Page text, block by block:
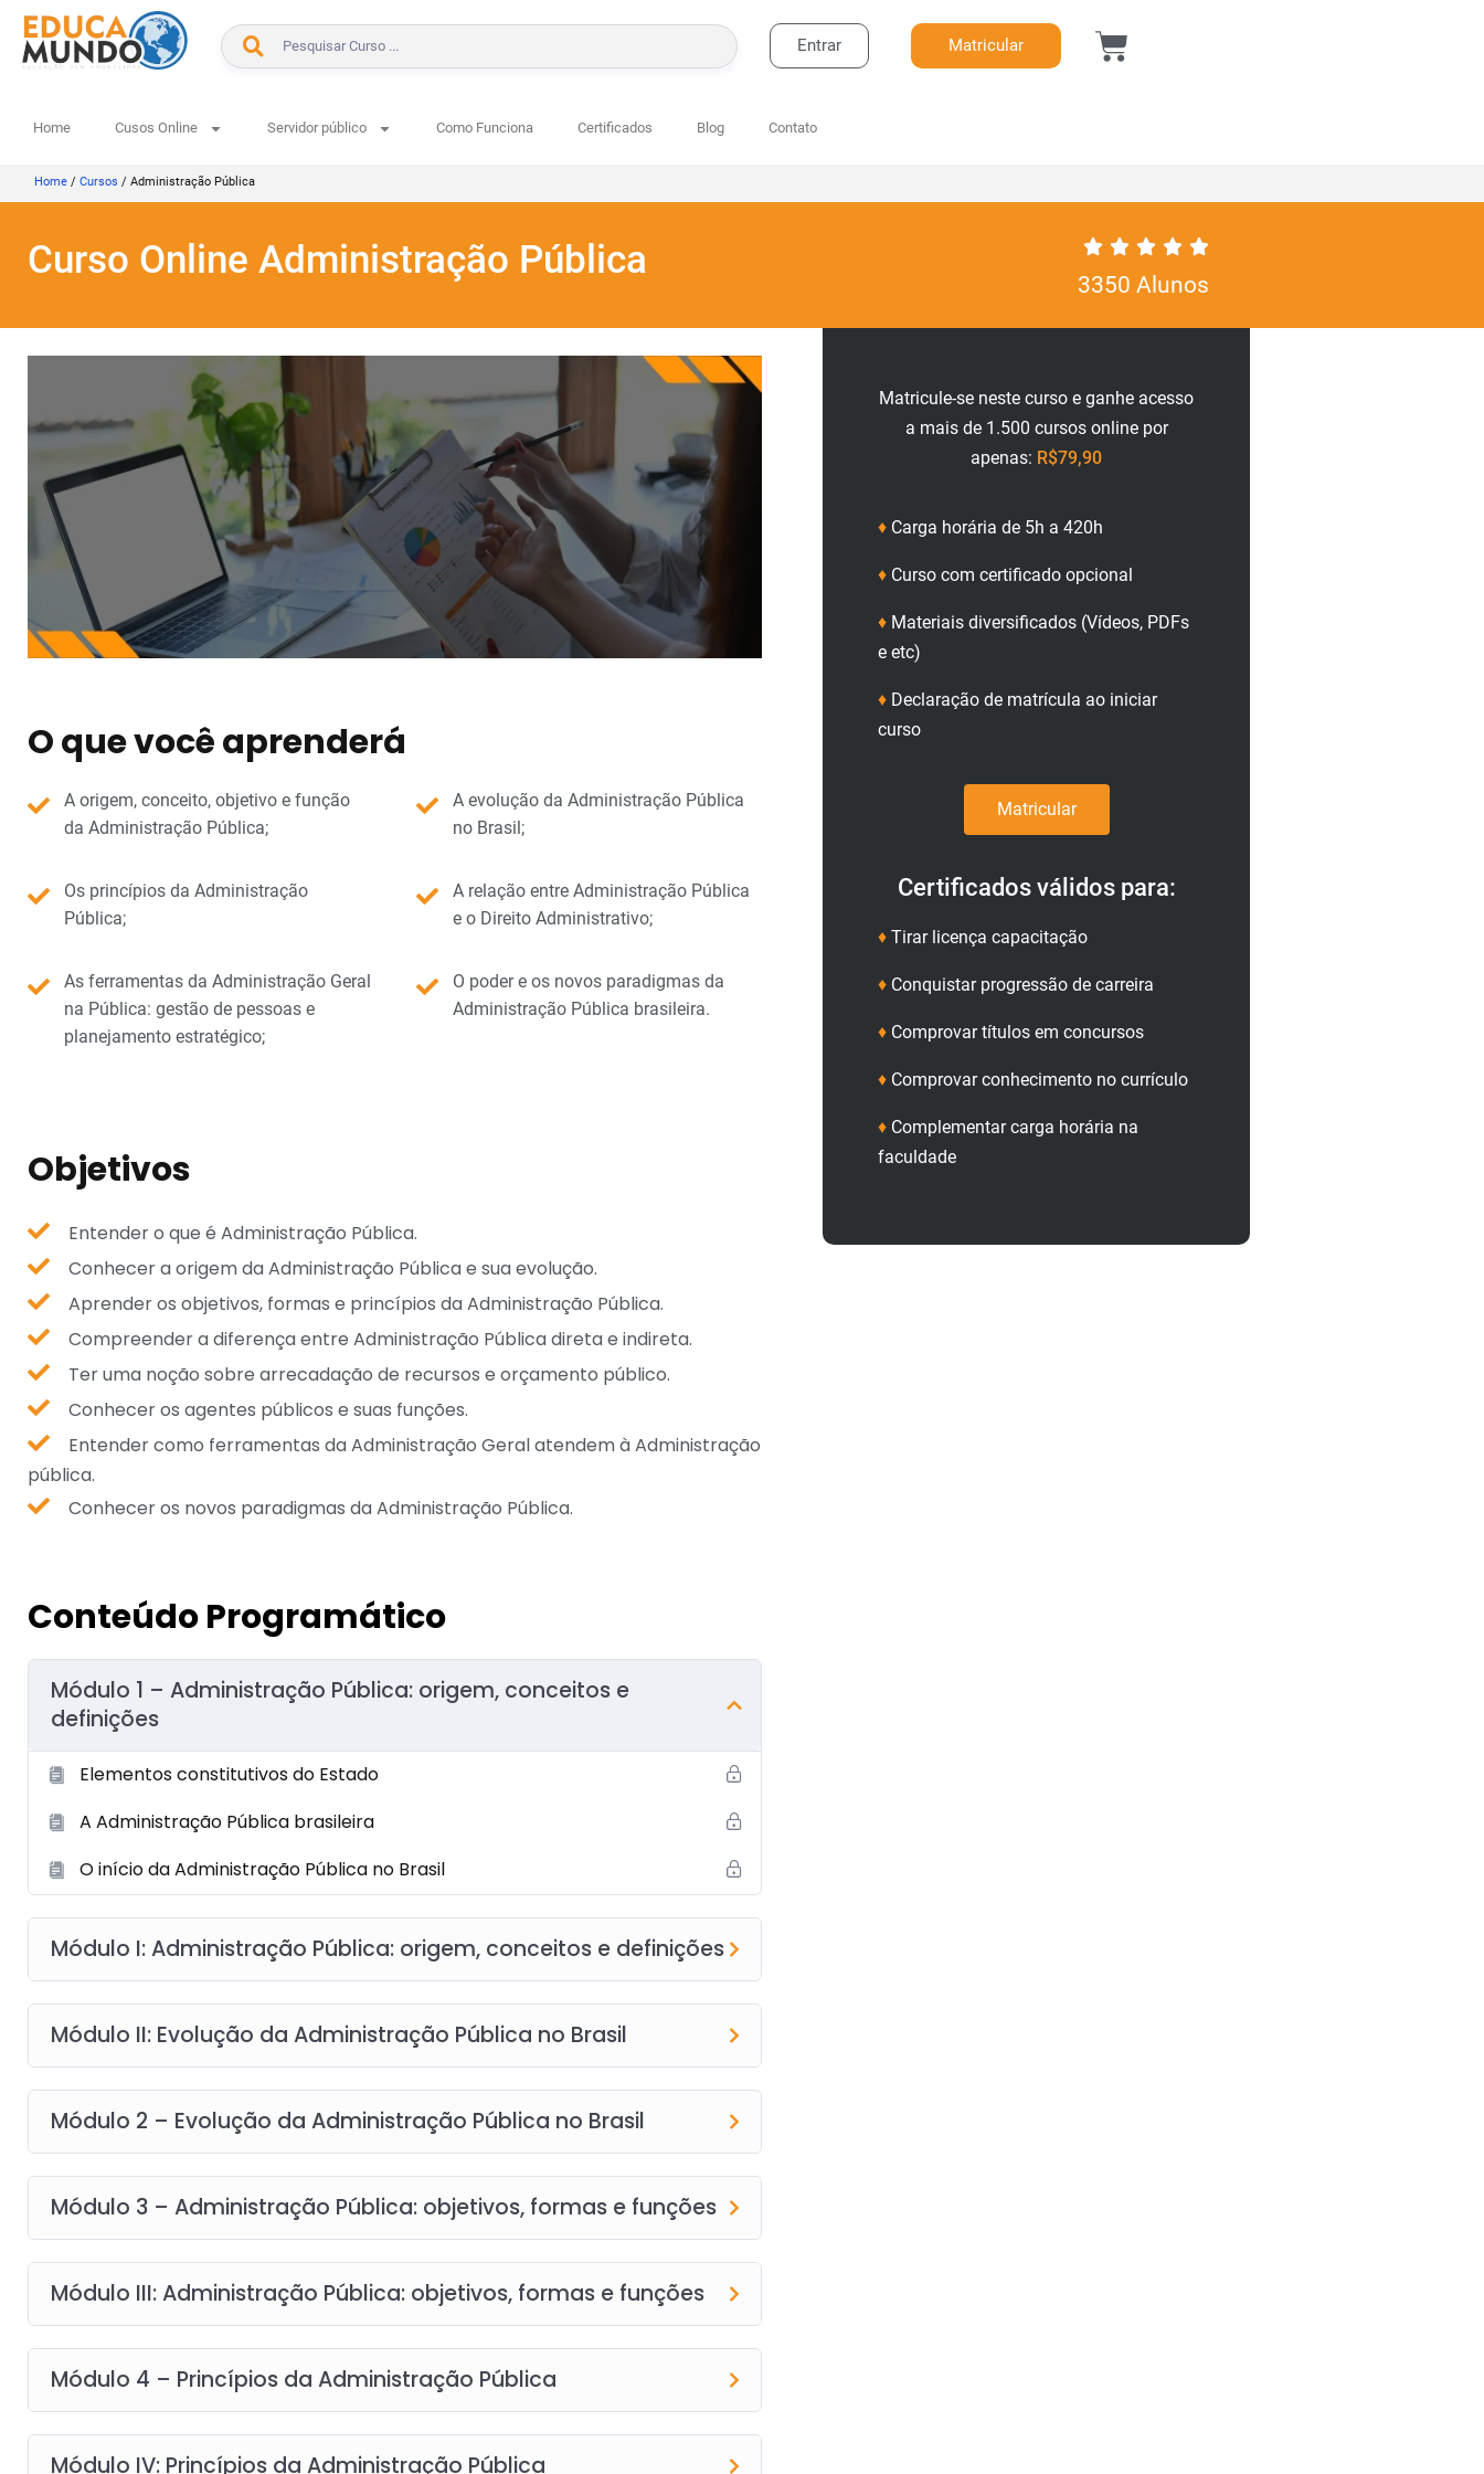
BUSCAR Entrar Matricular
Home Cusos Online Servidor público Como Funciona Certificados Blog Contato
Home / Cursos / Administração Pública
Curso Online Administração Pública
3350 Alunos
O que você aprenderá
A origem, conceito, objetivo e função
da Administração Pública;
A evolução da Administração Pública
no Brasil;
Os princípios da Administração
Pública;
A relação entre Administração Pública
e o Direito Administrativo;
As ferramentas da Administração Geral
na Pública: gestão de pessoas e
planejamento estratégico;
O poder e os novos paradigmas da
Administração Pública brasileira.
Objetivos
Entender o que é Administração Pública.
Conhecer a origem da Administração Pública e sua evolução.
Aprender os objetivos, formas e princípios da Administração Pública.
Compreender a diferença entre Administração Pública direta e indireta.
Ter uma noção sobre arrecadação de recursos e orçamento público.
Conhecer os agentes públicos e suas funções.
Entender como ferramentas da Administração Geral atendem à Administração
pública.
Conhecer os novos paradigmas da Administração Pública.
Conteúdo Programático
Módulo 1 – Administração Pública: origem, conceitos e
definições
Elementos constitutivos do Estado
A Administração Pública brasileira
O início da Administração Pública no Brasil
Módulo I: Administração Pública: origem, conceitos e definições
Módulo II: Evolução da Administração Pública no Brasil
Módulo 2 – Evolução da Administração Pública no Brasil
Módulo 3 – Administração Pública: objetivos, formas e funções
Módulo III: Administração Pública: objetivos, formas e funções
Módulo 4 – Princípios da Administração Pública
Módulo IV: Princípios da Administração Pública
Matricule-se neste curso e ganhe acesso
a mais de 1.500 cursos online por
apenas: R$79,90
♦ Carga horária de 5h a 420h
♦ Curso com certificado opcional
♦ Materiais diversificados (Vídeos, PDFs
e etc)
♦ Declaração de matrícula ao iniciar
curso
Matricular
Certificados válidos para:
♦ Tirar licença capacitação
♦ Conquistar progressão de carreira
♦ Comprovar títulos em concursos
♦ Comprovar conhecimento no currículo
♦ Complementar carga horária na
faculdade